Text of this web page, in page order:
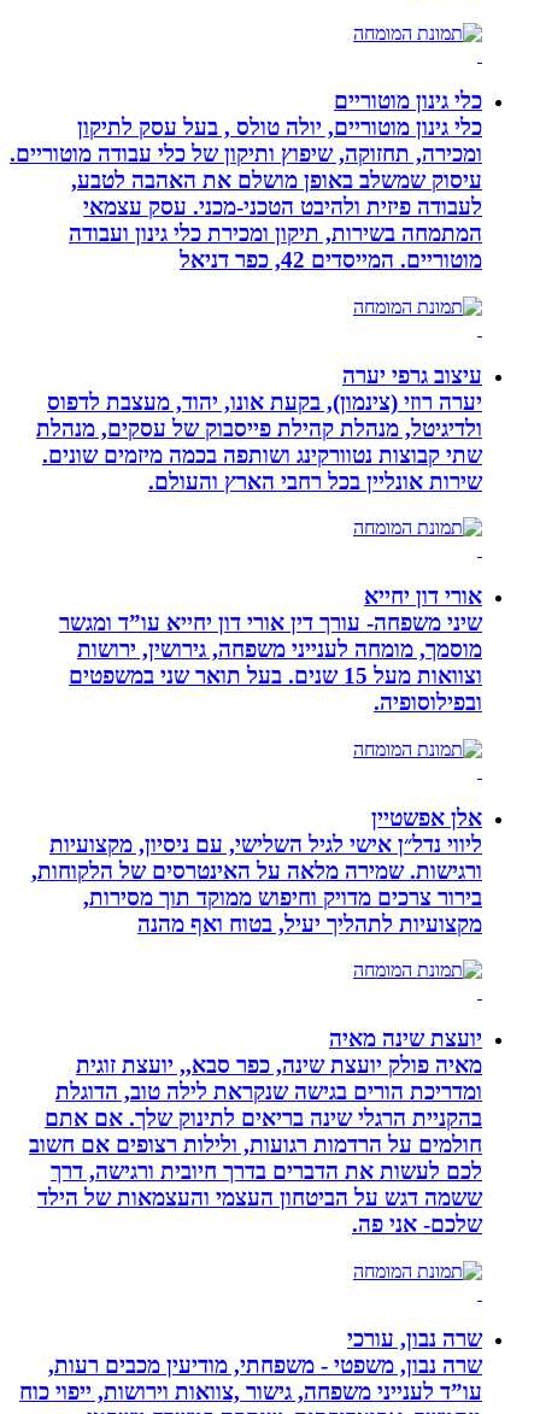
כלי גינון מוטוריים
כלי גינון מוטוריים, יולה טולס , בעל עסק לתיקון
ומכירה, תחזוקה, שיפוץ ותיקון של כלי עבודה מוטוריים.
עיסוק שמשלב באופן מושלם את האהבה לטבע,
לעבודה פיזית ולהיבט הטכני-מכני. עסק עצמאי
המתמחה בשירות, תיקון ומכירת כלי גינון ועבודה
מוטוריים. המייסדים 42, כפר דניאל
עיצוב גרפי יערה
יערה רוזי (צינמון), בקעת אונו, יהוד, מעצבת לדפוס
ולדיגיטל, מנהלת קהילת פייסבוק של עסקים, מנהלת
שתי קבוצות נטוורקינג ושותפה בכמה מיזמים שונים.
שירות אונליין בכל רחבי הארץ והעולם.
אורי דון יחייא
שיני משפחה- עורך דין אורי דון יחייא עו”ד ומגשר
מוסמך, מומחה לענייני משפחה, גירושין, ירושות
וצוואות מעל 15 שנים. בעל תואר שני במשפטים
ובפילוסופיה.
אלן אפשטיין
ליווי נדל״ן אישי לגיל השלישי, עם ניסיון, מקצועיות
ורגישות. שמירה מלאה על האינטרסים של הלקוחות,
בירור צרכים מדויק וחיפוש ממוקד תוך מסירות,
מקצועיות לתהליך יעיל, בטוח ואף מהנה
יועצת שינה מאיה
מאיה פולק יועצת שינה, כפר סבא,, יועצת זוגית
ומדריכת הורים בגישה שנקראת לילה טוב, הדוגלת
בהקניית הרגלי שינה בריאים לתינוק שלך. אם אתם
חולמים על הרדמות רגועות, ולילות רצופים אם חשוב
לכם לעשות את הדברים בדרך חיובית ורגישה, דרך
ששמה דגש על הביטחון העצמי והעצמאות של הילד
שלכם- אני פה.
שרה נבון, עורכי
שרה נבון, משפטי - משפחתי, מודיעין מכבים רעות,
עו”ד לענייני משפחה, גישור ,צוואות וירושות, ייפוי כוח